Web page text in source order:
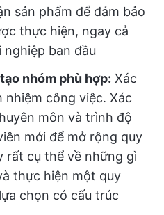
sản phẩm để đảm bảo
thực hiện, ngay cả
ban đầu
nhóm phù hợp: Xác
công việc. Xác
môn và trình độ
mới để mở rộng quy
rất cụ thể về những gì
thực hiện một quy
chọn có cấu trúc